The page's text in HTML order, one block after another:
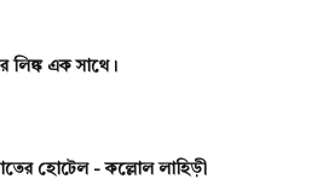
লিঙ্ক এক সাথে।
হোটেল - কল্লোল লাহিড়ী